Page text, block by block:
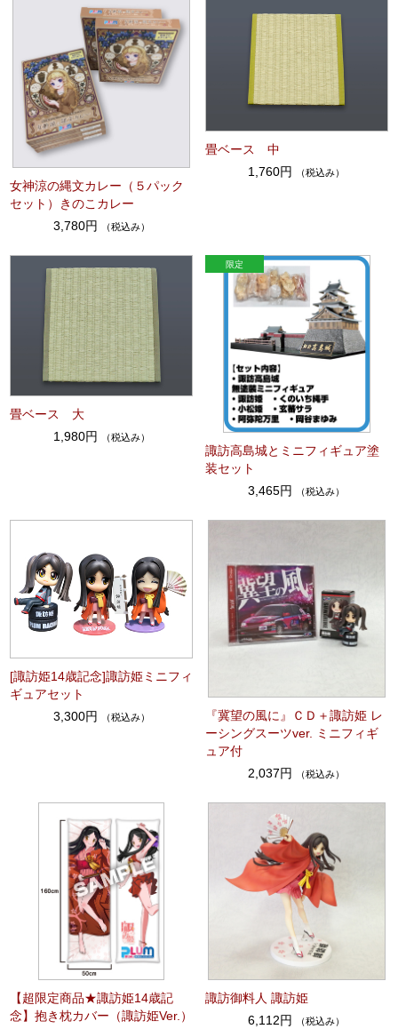
女神涼の縄文カレー（５パック
セット）きのこカレー
3,780円
（税込み）
畳ベース 中
1,760円
（税込み）
畳ベース 大
1,980円
（税込み）
諏訪高島城とミニフィギュア塗
装セット
3,465円
（税込み）
[諏訪姫14歳記念]諏訪姫ミニフィ
ギュアセット
3,300円
（税込み）
『冀望の風に』ＣＤ＋諏訪姫 レ
ーシングスーツver. ミニフィギ
ュア付
2,037円
（税込み）
【超限定商品★諏訪姫14歳記
念】抱き枕カバー（諏訪姫Ver.）
諏訪御料人 諏訪姫
6,112円
（税込み）